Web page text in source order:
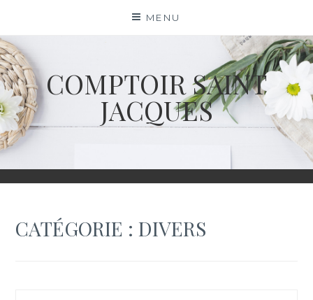
content
MENU
COMPTOIR SAINT
JACQUES
CATÉGORIE :DIVERS